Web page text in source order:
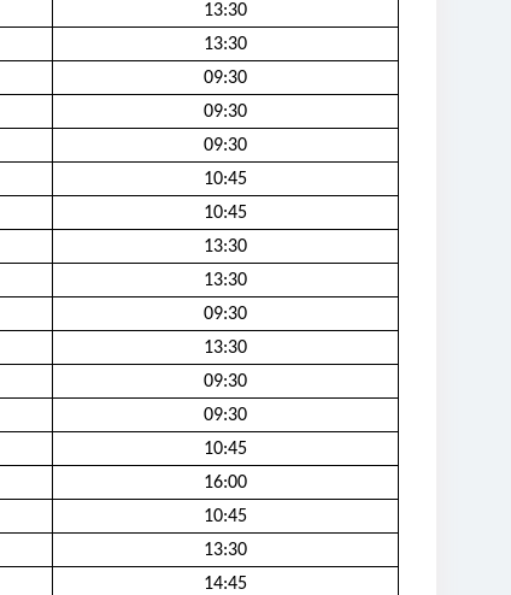
13:30
13:30
09:30
09:30
09:30
10:45
10:45
13:30
13:30
09:30
13:30
09:30
09:30
10:45
16:00
10:45
13:30
14:45